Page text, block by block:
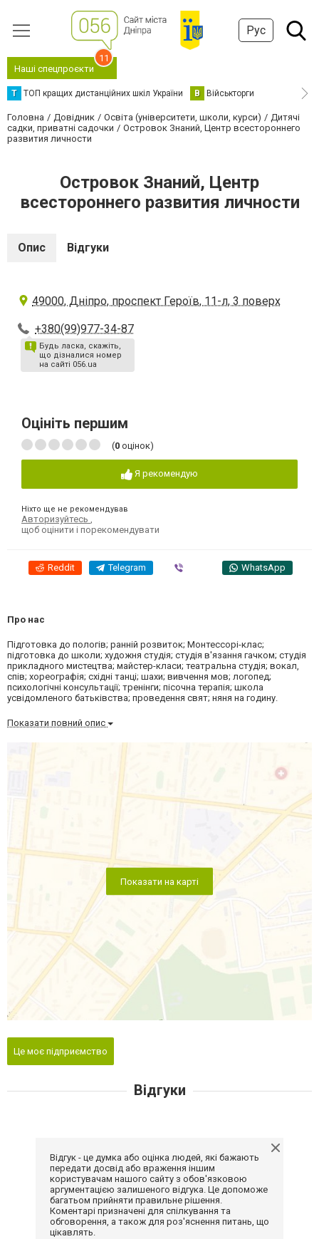
Рус
Наші спецпроєкти
11
Т ТОП кращих дистанційних шкіл України В Військторги
Головна Довідник Освіта (університети, школи, курси)
Дитячі
садки, приватні садочки
Островок Знаний, Центр всестороннего
развития личности
Островок Знаний, Центр
всестороннего развития личности
Опис Відгуки
49000, Дніпро, проспект Героїв, 11-л, 3 поверх
+380(99)977-34-87
Будь ласка, скажіть,
що дізналися номер
на сайті 056.ua
Оцініть першим
(0 оцінок)
Я рекомендую
Ніхто ще не рекомендував
Авторизуйтесь
щоб оцінити і порекомендувати
Reddit Telegram WhatsApp
Про нас
Підготовка до пологів; ранній розвиток; Монтессорі-клас;
підготовка до школи; художня студія; студія в'язання гачком; студія
прикладного мистецтва; майстер-класи; театральна студія; вокал,
спів; хореографія; східні танці; шахи; вивчення мов; логопед;
психологічні консультації; тренінги; пісочна терапія; школа
усвідомленого батьківства; проведення свят; няня на годину.
Показати повний опис
Показати на карті
Це моє підприємство
Відгуки
Відгук - це думка або оцінка людей, які бажають
передати досвід або враження іншим
користувачам нашого сайту з обов'язковою
аргументацією залишеного відгука. Це допоможе
багатьом прийняти правильне рішення.
Коментарі призначені для спілкування та
обговорення, а також для роз'яснення питань, що
цікавлять.